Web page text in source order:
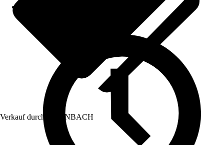
Verkauf durch: HORNBACH